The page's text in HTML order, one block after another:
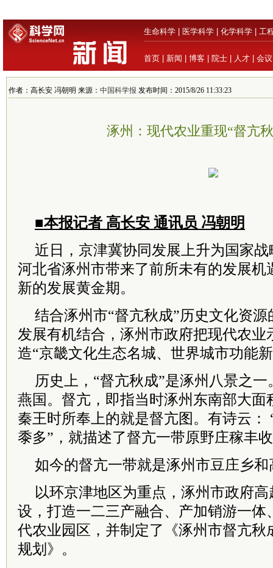
生命科学 医学科学 化学科学 工
首页 新闻 博客 院士 人才 会议
作者：高长安 冯朝明 来源： 中国科学报 发布时间：2015/8/26 11:33:23
涿州：现代农业重现“督亢
■本报记者 高长安 通讯员 冯朝明
近日，京津冀协同发展上升为国家
河北省涿州市带来了前所未有的发展机
新的发展黄金期。
结合涿州市“督亢秋成”历史文化资
发展有机结合，涿州市政府把现代农业
造“京畿文化生态名城、世界城市功能
历史上，“督亢秋成”是涿州八景之
燕国。督亢，即指当时涿州东南部大面
秦王时所奉上的就是督亢图。有诗云：
黍多”，就描述了督亢一带原野庄稼丰
如今的督亢一带就是涿州市豆庄乡
以环京津地区为重点，涿州市政府
设，打造一二三产融合、产加销游一体
代农业园区，并制定了《涿州市督亢秋
规划》。